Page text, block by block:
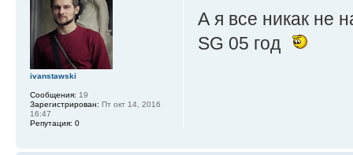
А я все никак не
SG 05 год
ivanstawski
Сообщения: 19
Зарегистрирован: Пт окт 14, 2016
16:47
Репутация: 0